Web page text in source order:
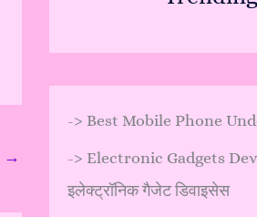
→
-> Best Mobile Phone
-> Electronic Gadgets
इलेक्ट्रॉनिक गैजेट डिवाइसेस